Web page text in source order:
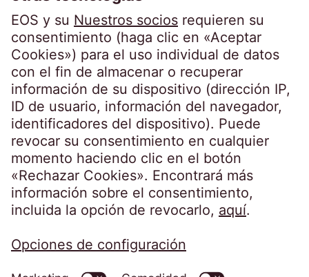
Entrevista: Sebastian Pollmer, responsable
de Europa Occidental, hace balance del
ejercicio fiscal con gran satisfacción y
comparte los desarrollos más significativos.
Obtener más información